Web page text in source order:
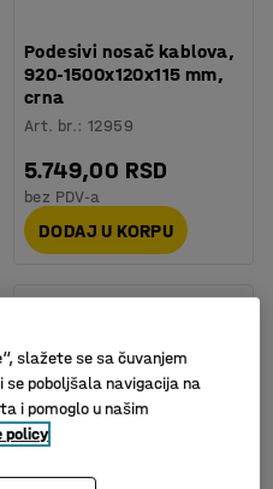
Podesivi nosač kablova,
920-1500x120x115 mm,
crna
Art. br.:12959
5.749,00 RSD
bez PDV-a
DODAJ U KORPU
slažete se sa čuvanjem
se poboljšala navigacija na
i pomoglo u našim
policy